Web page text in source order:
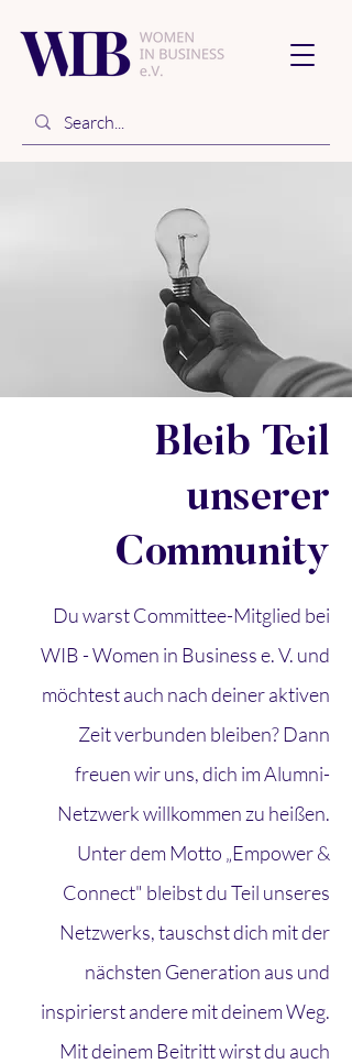
Bleib Teil
unserer
Community
Du warst Committee-Mitglied bei
WIB - Women in Business e. V. und
möchtest auch nach deiner aktiven
Zeit verbunden bleiben? Dann
freuen wir uns, dich im Alumni-
Netzwerk willkommen zu heißen.
Unter dem Motto „Empower &
Connect" bleibst du Teil unseres
Netzwerks, tauschst dich mit der
nächsten Generation aus und
inspirierst andere mit deinem Weg.
Mit deinem Beitritt wirst du auch